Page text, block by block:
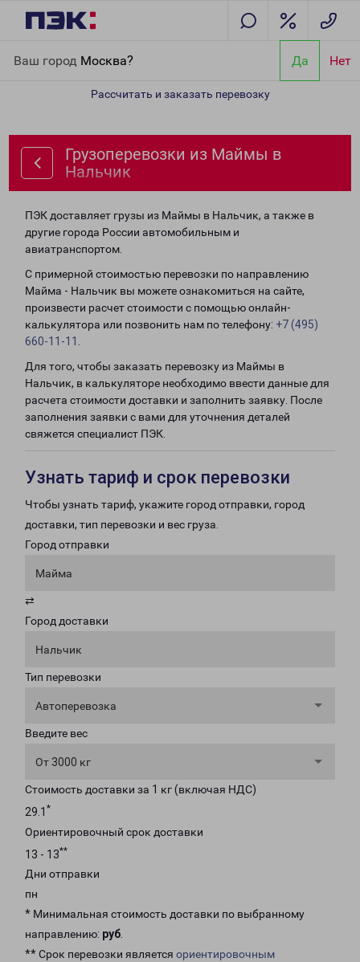
Ваш город Москва? Да Нет
Рассчитать и заказать перевозку
Грузоперевозки из Маймы в
Нальчик
ПЭК доставляет грузы из Маймы в Нальчик, а также в
другие города России автомобильным и
авиатранспортом.
С примерной стоимостью перевозки по направлению
Майма - Нальчик вы можете ознакомиться на сайте,
произвести расчет стоимости с помощью онлайн-
калькулятора или позвонить нам по телефону: +7 (495)
660-11-11
Для того, чтобы заказать перевозку из Маймы в
Нальчик, в калькуляторе необходимо ввести данные для
расчета стоимости доставки и заполнить заявку. После
заполнения заявки с вами для уточнения деталей
свяжется специалист ПЭК.
Узнать тариф и срок перевозки
Чтобы узнать тариф, укажите город отправки, город
доставки, тип перевозки и вес груза.
Город отправки
Майма
⇄
Город доставки
Нальчик
Тип перевозки
Автоперевозка
Введите вес
От 3000 кг
Стоимость доставки за 1 кг (включая НДС)
29.1 *
Ориентировочный срок доставки
13 - 13**
Дни отправки
пн
* Минимальная стоимость доставки по выбранному
направлению: руб.
** Срок перевозки является ориентировочным